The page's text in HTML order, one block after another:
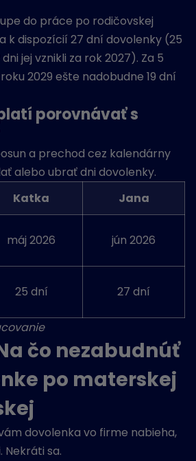
do práce po rodičovskej
k dispozícií 27 dní dovolenky (25
jej vznikli za rok 2027). Za 5
2029 ešte nadobudne 19 dní
porovnávať s
a prechod cez kalendárny
alebo ubrať dni dovolenky.
Katka
Jana
máj 2026 jún 2026
25 dní 27 dní
čo nezabudnúť
po materskej
dovolenka vo firme nabieha,
sa.